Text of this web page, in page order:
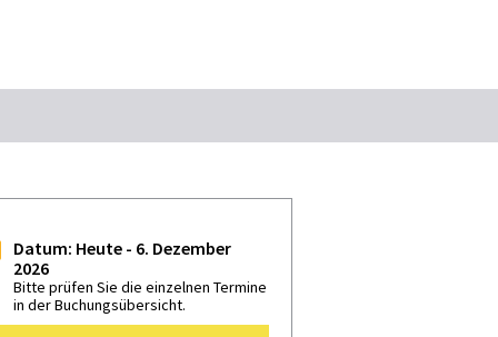
Suchbegriff
Das könnte Sie interessieren
Stadtführungen
Citytour
Datum: Heute - 6. Dezember
2026
Bitte prüfen Sie die einzelnen Termine
in der Buchungsübersicht.